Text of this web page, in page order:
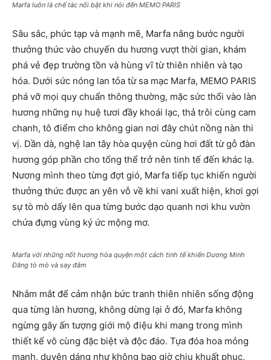
Marfa luôn là chế tác nổi bật khi nói đến MEMO PARIS
Sâu sắc, phức tạp và mạnh mẽ, Marfa nâng bước người
thưởng thức vào chuyến du hương vượt thời gian, khám
phá vẻ đẹp trường tồn và hùng vĩ từ thiên nhiên và tạo
hóa. Dưới sức nóng lan tỏa từ sa mạc Marfa, MEMO PARIS
phá vỡ mọi quy chuẩn thông thường, mặc sức thổi vào làn
hương những nụ huệ tươi đầy khoái lạc, thả trôi cùng cam
chanh, tô điểm cho không gian nơi đây chút nồng nàn thi
vị. Dần dà, nghệ lan tây hòa quyện cùng hơi đất từ gỗ đàn
hương góp phần cho tổng thể trở nên tinh tế đến khác lạ.
Nương mình theo từng đợt gió, Marfa tiếp tục khiến người
thưởng thức được an yên vỗ về khi vani xuất hiện, khơi gợi
sự tò mò dấy lên qua từng bước dạo quanh nơi khu vườn
chứa đựng vùng ký ức mộng mơ.
Marfa với những nốt hương hòa quyện một cách tinh tế khiến Dương Minh
Đăng tò mò và say đắm
Nhắm mắt để cảm nhận bức tranh thiên nhiên sống động
qua từng làn hương, không dừng lại ở đó, Marfa không
ngừng gây ấn tượng giới mộ điệu khi mang trong mình
thiết kế vô cùng đặc biệt và độc đáo. Tựa đóa hoa mỏng
manh, duyên dáng như không bao giờ chịu khuất phục,